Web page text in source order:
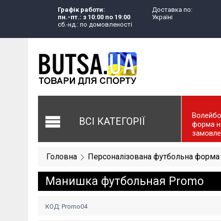
Графік работи:
пн.-пт.: з 10:00 по 19:00
сб.-нд.: по домовленості
Доставка по:
Україні
ВСІ КАТЕГОРІЇ
форма
Головна Персоналізована футбольна форма
Манишка футбольная Promo
КОД: Promo04